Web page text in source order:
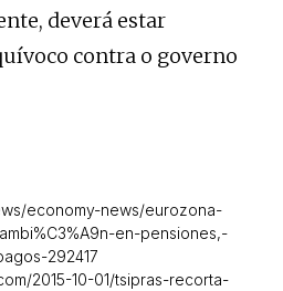
deverá estar
contra o governo
economy-news/eurozona-
en-pensiones,-
292417
2015-10-01/tsipras-recorta-